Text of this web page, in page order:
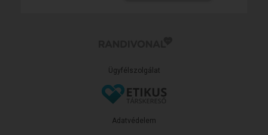
Ügyfélszolgálat
Adatvédelem